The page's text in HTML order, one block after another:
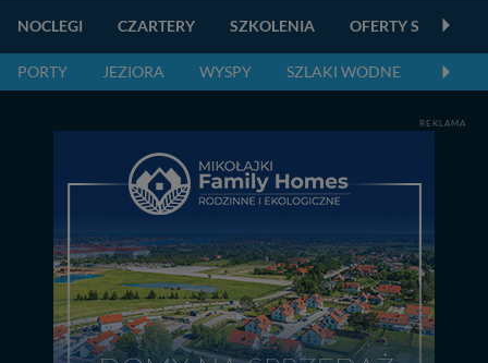
NOCLEGI CZARTERY SZKOLENIA OFERTY
PORTY JEZIORA WYSPY SZLAKI WODNE
REKLAMA